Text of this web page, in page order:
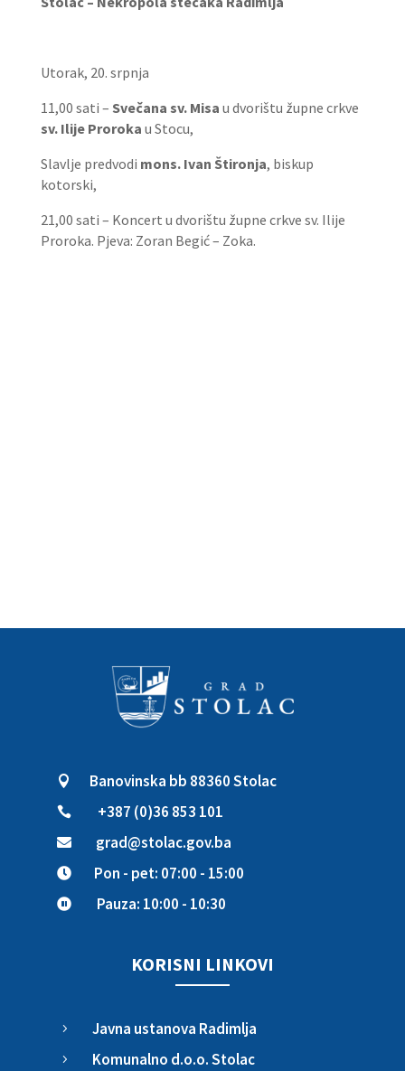
Utorak, 20. srpnja
11,00 sati – Svečana sv. Misa u dvorištu župne crkve
sv. Ilije Proroka u Stocu,
Slavlje predvodi mons. Ivan Štironja, biskup
kotorski,
21,00 sati – Koncert u dvorištu župne crkve sv. Ilije
Proroka. Pjeva: Zoran Begić – Zoka.
 Banovinska bb 88360 Stolac
 +387 (0)36 853 101
 grad@stolac.gov.ba
 Pon - pet: 07:00 - 15:00
 Pauza: 10:00 - 10:30
KORISNI LINKOVI
5 Javna ustanova Radimlja
5 Komunalno d.o.o. Stolac